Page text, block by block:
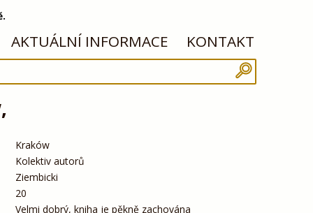
AKTUÁLNÍ INFORMACE KONTAKT
Kraków
Kolektiv autorů
Ziembicki
20
Velmi dobrý, kniha je pěkně zachována